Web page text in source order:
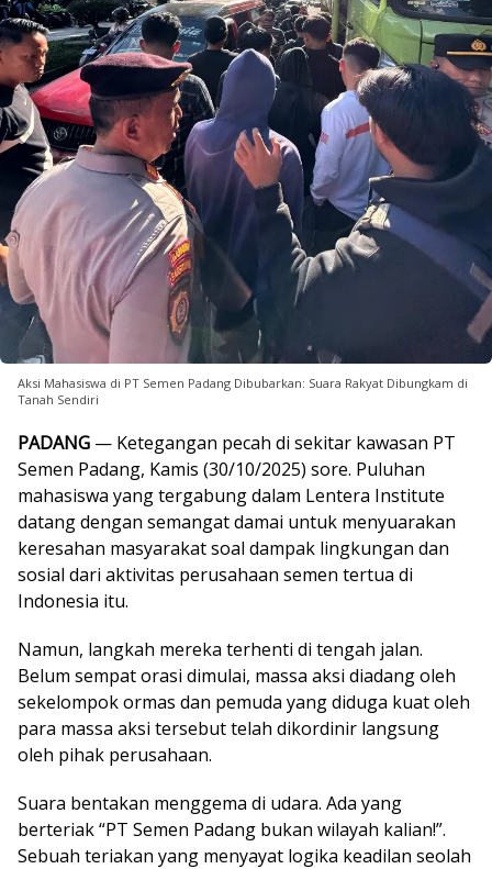
Aksi Mahasiswa di PT Semen Padang Dibubarkan: Suara Rakyat Dibungkam di
Tanah Sendiri
PADANG — Ketegangan pecah di sekitar kawasan PT
Semen Padang, Kamis (30/10/2025) sore. Puluhan
mahasiswa yang tergabung dalam Lentera Institute
datang dengan semangat damai untuk menyuarakan
keresahan masyarakat soal dampak lingkungan dan
sosial dari aktivitas perusahaan semen tertua di
Indonesia itu.
Namun, langkah mereka terhenti di tengah jalan.
Belum sempat orasi dimulai, massa aksi diadang oleh
sekelompok ormas dan pemuda yang diduga kuat oleh
para massa aksi tersebut telah dikordinir langsung
oleh pihak perusahaan.
Suara bentakan menggema di udara. Ada yang
berteriak “PT Semen Padang bukan wilayah kalian!”.
Sebuah teriakan yang menyayat logika keadilan seolah